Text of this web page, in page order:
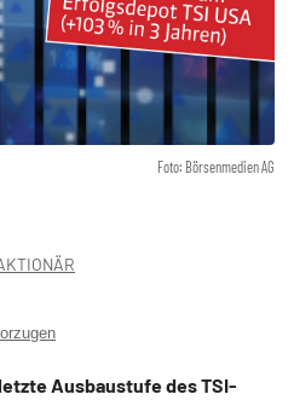
Foto: Börsenmedien AG
Ausbaustufe des TSI-